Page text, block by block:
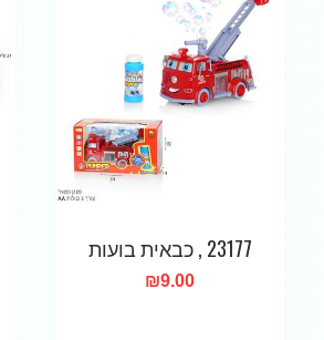
23177 , כבאית בועות
₪9.00